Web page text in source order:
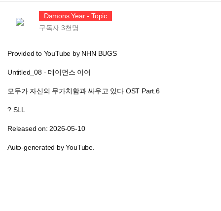
Damons Year - Topic
구독자3천명
Provided to YouTube by NHN BUGS
Untitled_08 · 데이먼스 이어
모두가 자신의 무가치함과 싸우고 있다 OST Part.6
? SLL
Released on: 2026-05-10
Auto-generated by YouTube.